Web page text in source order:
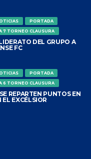
PORTADA
7 TORNEO CLAUSURA
DEL GRUPO A
FC
PORTADA
6 TORNEO CLAUSURA
REPARTEN PUNTOS EN
EXCÉLSIOR